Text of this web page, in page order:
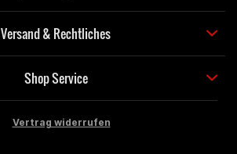
Versand & Rechtliches
Shop Service
Vertrag widerrufen